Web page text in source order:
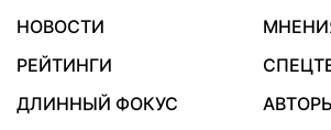
НОВОСТИ
РЕЙТИНГИ
ДЛИННЫЙ ФОКУС